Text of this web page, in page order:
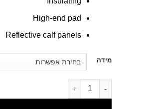
High-end pad
Reflective calf panels
מידה
דילוג לתוכן